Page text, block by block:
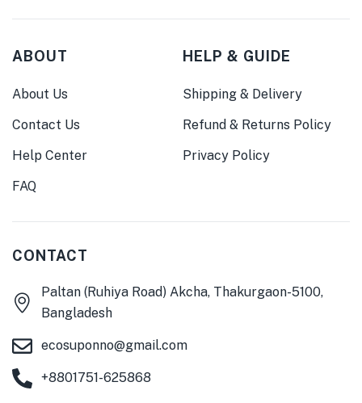
ABOUT
About Us
Contact Us
Help Center
FAQ
HELP & GUIDE
Shipping & Delivery
Refund & Returns Policy
Privacy Policy
CONTACT
Paltan (Ruhiya Road) Akcha, Thakurgaon-5100,
Bangladesh
ecosuponno@gmail.com
+8801751-625868